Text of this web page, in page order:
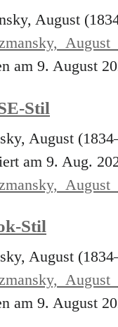
August
am 9. August
Stil
August
am 9. Aug.
Stil
August
am 9. August